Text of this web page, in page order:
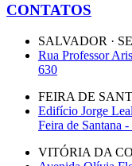
CONTATOS
SALVADOR ·
Rua Professor
630
FEIRA DE
Edifício Jorge
Feira de Santana
VITÓRIA DA